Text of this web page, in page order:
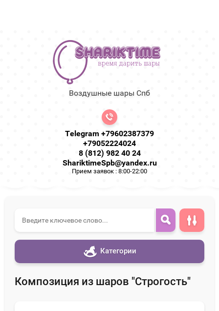
Воздушные шары Спб
Telegram +79602387379
+79052224024
8 (812) 982 40 24
ShariktimeSpb@yandex.ru
Прием заявок : 8:00-22:00
Категории
Композиция из шаров "Строгость"